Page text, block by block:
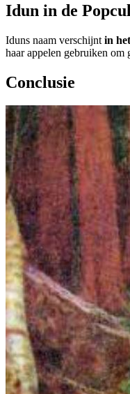
Idun in de
Iduns naam verschijnt in
haar appelen gebruiken
Conclusie